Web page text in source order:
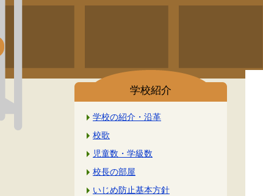
学校紹介
学校の紹介・沿革
校歌
児童数・学級数
校長の部屋
いじめ防止基本方針